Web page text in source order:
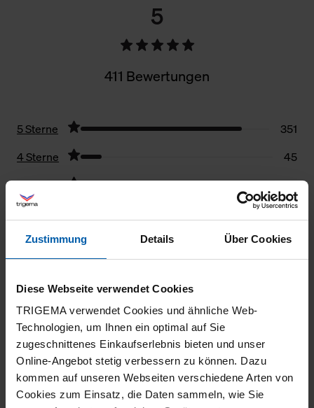
Zustimmung Details Über Cookies
Diese Webseite verwendet Cookies
TRIGEMA verwendet Cookies und ähnliche Web-
Technologien, um Ihnen ein optimal auf Sie
zugeschnittenes Einkaufserlebnis bieten und unser
Online-Angebot stetig verbessern zu können. Dazu
kommen auf unseren Webseiten verschiedene Arten von
Cookies zum Einsatz, die Daten sammeln, wie Sie
5
411 Bewertungen
5 Sterne
351
4 Sterne
45
3 Sterne
7
2
1 Stern
6
Filter zurücksetzen
22.07.2026
5
Wie gewohnt, super Qualität.